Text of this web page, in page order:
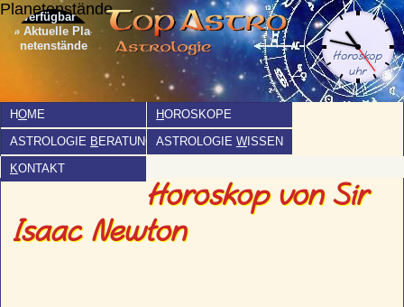
Planetenstände
» Aktuelle Pla­
netenstände
HOME HOROSKOPE
ASTROLOGIE B ERATUNG ASTROLOGIE W ISSEN
KONTAKT
Horoskop von Sir
Isaac Newton